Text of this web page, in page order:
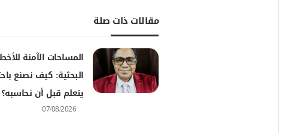
مقالات ذات صلة
المساحات الآمنة
البحثية: كيف نصنع
يتعلم قبل أن نحاسبه؟
07/08/2026